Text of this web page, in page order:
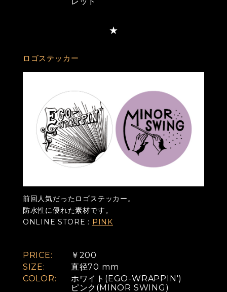
ロゴステッカー
前回人気だったロゴステッカー。
防水性に優れた素材です。
ONLINE STORE : PINK
PRICE:
￥200
SIZE:
直径70 mm
COLOR:
ホワイト(EGO-WRAPPIN')
ピンク(MINOR SWING)